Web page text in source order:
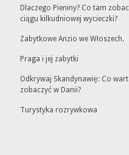
Dlaczego Pieniny? Co tam
ciągu kilkudniowej wycieczki?
Zabytkowe Anzio we Włoszech.
Praga i jej zabytki
Odkrywaj Skandynawię: Co
zobaczyć w Danii?
Turystyka rozrywkowa